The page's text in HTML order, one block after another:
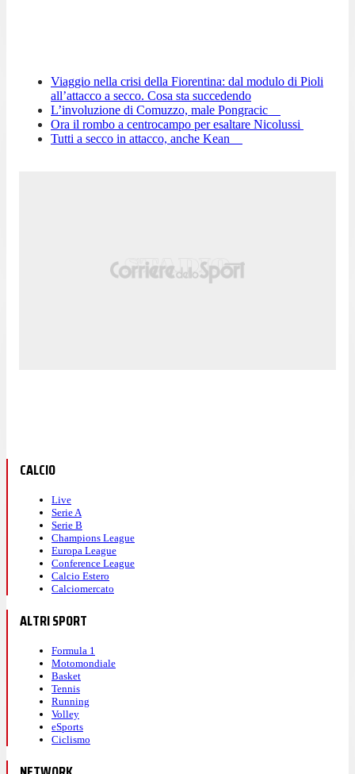
Viaggio nella crisi della Fiorentina: dal modulo di Pioli
all’attacco a secco. Cosa sta succedendo
L’involuzione di Comuzzo, male Pongracic
Ora il rombo a centrocampo per esaltare Nicolussi
Tutti a secco in attacco, anche Kean
CALCIO
Live
Serie A
Serie B
Champions League
Europa League
Conference League
Calcio Estero
Calciomercato
ALTRI SPORT
Formula 1
Motomondiale
Basket
Tennis
Running
Volley
eSports
Ciclismo